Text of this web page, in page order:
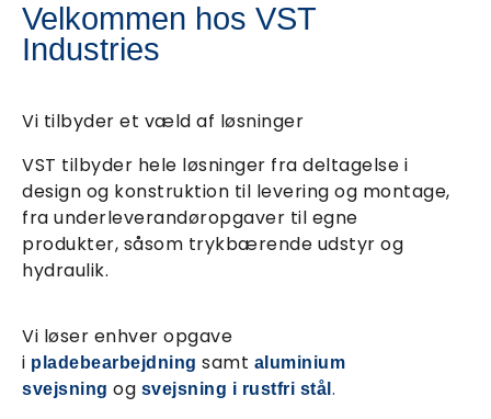
Velkommen hos VST
Industries
Vi tilbyder et væld af løsninger
VST tilbyder hele løsninger fra deltagelse i
design og konstruktion til levering og montage,
fra underleverandøropgaver til egne
produkter, såsom trykbærende udstyr og
hydraulik.
Vi løser enhver opgave
i pladebearbejdning samt aluminium
svejsning og svejsning i rustfri stål .